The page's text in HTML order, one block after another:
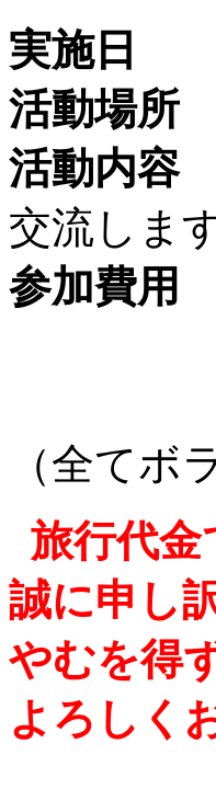
実施日
活動場所
活動内容
交流します
参加費用
リ
高
（全てボ
旅行代金
誠に申し
やむを得
よろしく